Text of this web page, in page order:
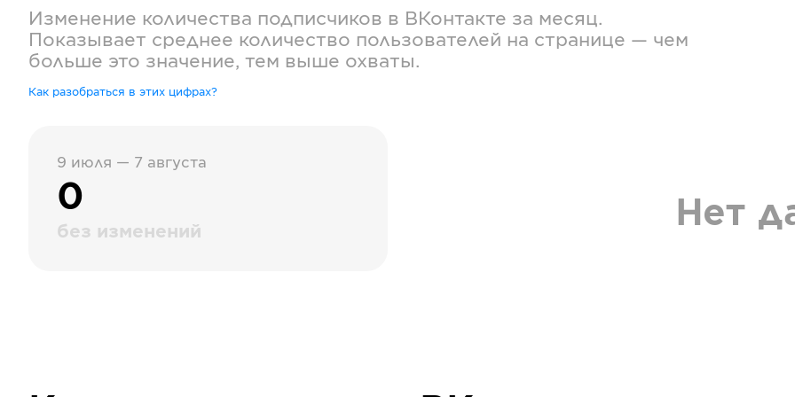
Изменение количества подписчиков в ВКонтакте за месяц.
Показывает среднее количество пользователей на странице — чем
больше это значение, тем выше охваты.
Как разобраться в этих цифрах?
9 июля — 7 августа
0
без изменений Нет